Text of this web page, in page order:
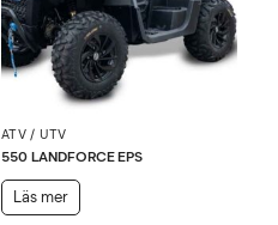
ATV / UTV
550 LANDFORCE EPS
Läs mer